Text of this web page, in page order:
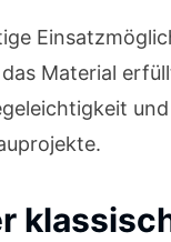
Material